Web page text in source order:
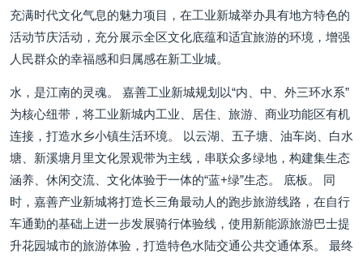
充满时代文化气息的魅力项目，在工业新城举办具有地方特色的
活动节庆活动，充分展示全区文化底蕴和适宜旅游的环境，增强
人民群众的幸福感和归属感在新工业城。
水，是江南的灵魂。 嘉善工业新城规划以“内、中、外三环水系”
为核心纽带，将工业新城内工业、居住、旅游、商业功能区有机
连接，打造水乡小镇生活环境。 以云湖、五子塘、油车岗、白水
塘、新溪塘月里文化景观带为主线，串联众多绿地，构建集生态
涵养、休闲交流、文化体验于一体的“蓝+绿”生态。 底板。 同
时，嘉善产业新城将打造长三角最动人的跑步旅游线路，在自行
车通勤的基础上进一步发展骑行体验线，使用新能源旅游巴士提
升花园城市的旅游体验，打造特色水陆交通公共交通体系。 最终